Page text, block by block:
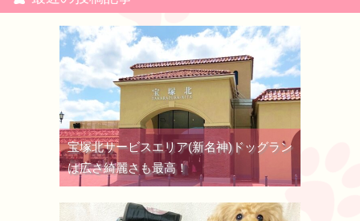
宝塚北サービスエリア(新名神)ドッグラン
は広さ綺麗さも最高！